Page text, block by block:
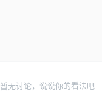
暂无讨论，说说你的看法吧